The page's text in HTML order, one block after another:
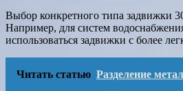
Выбор конкретного типа задвижки
Например, для систем
использоваться задвижки с более
Читать статью Разделение